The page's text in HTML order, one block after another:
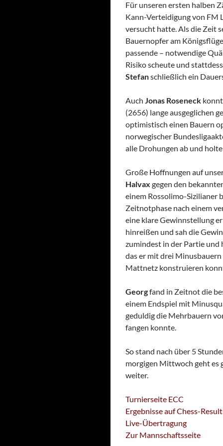
Für unseren ersten halben
Kann-Verteidigung von FM
versucht hatte. Als die Zeit
Bauernopfer am
passende – notwendige
Risiko scheute und
Stefanschließlich ein
Auch Jonas Roseneck
(2656) lange ausgeglichen
optimistisch einen Bauern
norwegischer
alle Drohungen ab und
Große Hoffnungen auf
Halvax gegen den
einem Rossolimo-Sizilianer
Zeitnotphase nach einem
eine klare Gewinnstellung
hinreißen und sah die
zumindest in der Partie und
das er mit drei
Mattnetz konstruieren
Georgfand in Zeitnot die
einem Endspiel mit
geduldig die Mehrbauern
fangen konnte.
So stand nach über 5
morgigen Mittwoch geht es
weiter.
Turnierseite ECC
Ergebnisse auf Chess-
Live-Übertragung
Zur Mannschaftsseite